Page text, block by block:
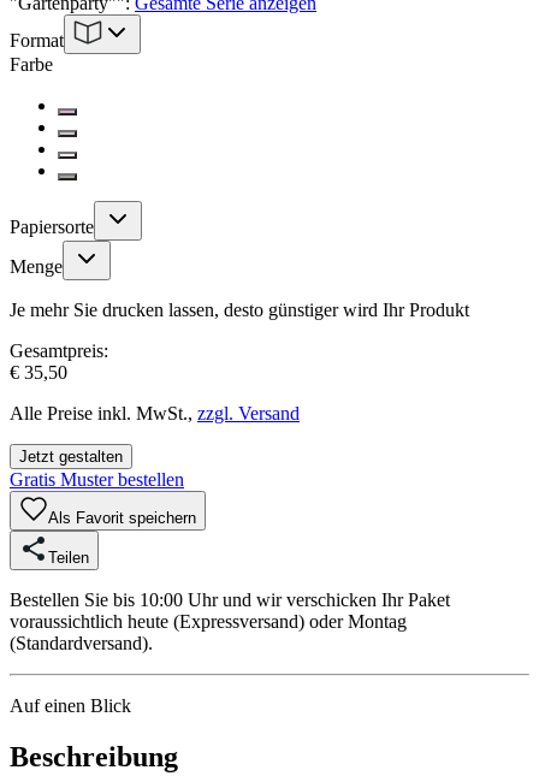
Format
Farbe
Papiersorte
Menge
Je mehr Sie drucken lassen, desto günstiger wird Ihr Produkt
Gesamtpreis:
€ 35,50
Alle Preise inkl. MwSt., zzgl. Versand
Jetzt gestalten
Gratis Muster bestellen
Als Favorit speichern
Teilen
Bestellen Sie bis 10:00 Uhr und wir verschicken Ihr Paket
voraussichtlich heute (Expressversand) oder Montag
(Standardversand).
Auf einen Blick
Beschreibung